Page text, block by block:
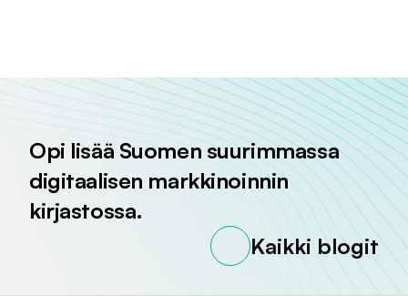
Opi lisää Suomen suurimmassa
digitaalisen markkinoinnin
kirjastossa.
Kaikki blogit